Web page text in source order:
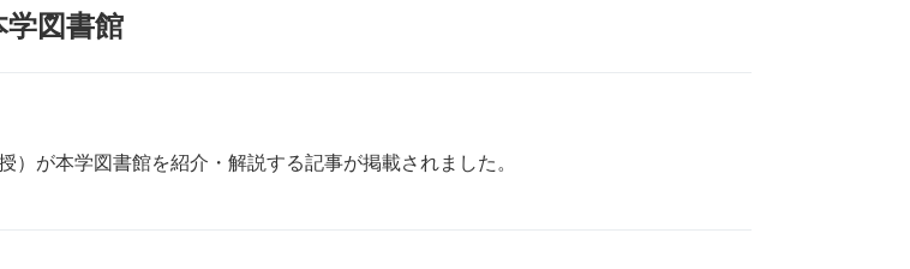
学図書館
）が本学図書館を紹介・解説する記事が掲載されました。